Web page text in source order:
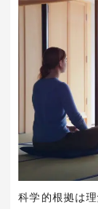
科学的根拠は